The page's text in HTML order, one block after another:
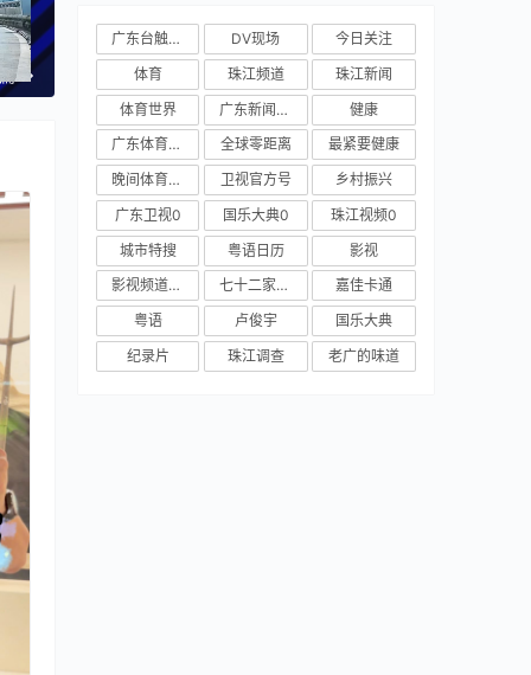
广东台触电新闻 DV现场
今日关注
体育
珠江频道
珠江新闻
体育世界
广东新闻频道
健康
广东体育频道
全球零距离
最紧要健康
晚间体育新闻
卫视官方号
乡村振兴
广东卫视0
国乐大典0
珠江视频0
城市特搜
粤语日历
影视
影视频道新媒体
七十二家房客
嘉佳卡通
粤语
卢俊宇
国乐大典
纪录片
珠江调查 老广的味道